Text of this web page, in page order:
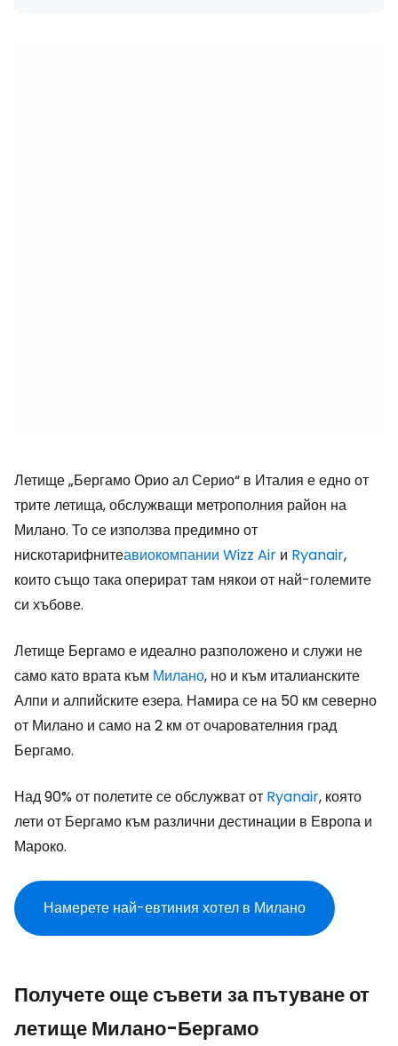
Летище „Бергамо Орио ал Серио“ в Италия е едно от
трите летища, обслужващи метрополния район на
Милано. То се използва предимно от
нискотарифнитеавиокомпании Wizz Air и Ryanair,
които също така оперират там някои от най-големите
си хъбове.
Летище Бергамо е идеално разположено и служи не
само като врата към Милано, но и към италианските
Алпи и алпийските езера. Намира се на 50 км северно
от Милано и само на 2 км от очарователния град
Бергамо.
Над 90% от полетите се обслужват от Ryanair, която
лети от Бергамо към различни дестинации в Европа и
Мароко.
Намерете най-евтиния хотел в Милано
Получете още съвети за пътуване от
летище Милано-Бергамо